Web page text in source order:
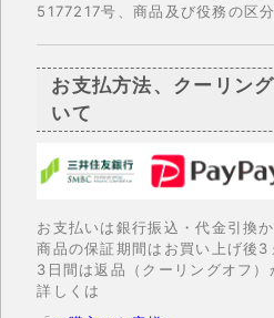
5177217号、商品及び役務の区
お支払方法、クーリン
いて
お支払いは銀行振込・代金引換
商品の保証期間はお買い上げ後
3日間は返品（クーリングオフ）
詳しくは